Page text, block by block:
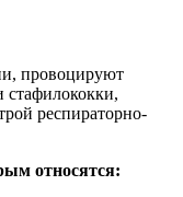
провоцируют
стафилококки,
респираторно-
относятся: